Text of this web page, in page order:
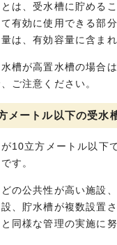
は、受水槽に貯める
有効に使用できる部
は、有効容量に含まれ
槽が高置水槽の場合
ご注意ください。
メートル以下の受水
10立方メートル以下
す。
の公共性が高い施設
、貯水槽が複数設置
同様な管理の実施に努